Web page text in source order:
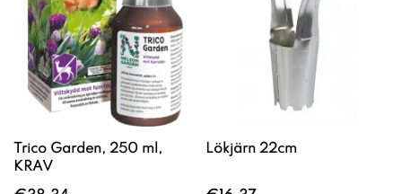
Trico Garden, 250 ml,
KRAV
Lökjärn 22cm